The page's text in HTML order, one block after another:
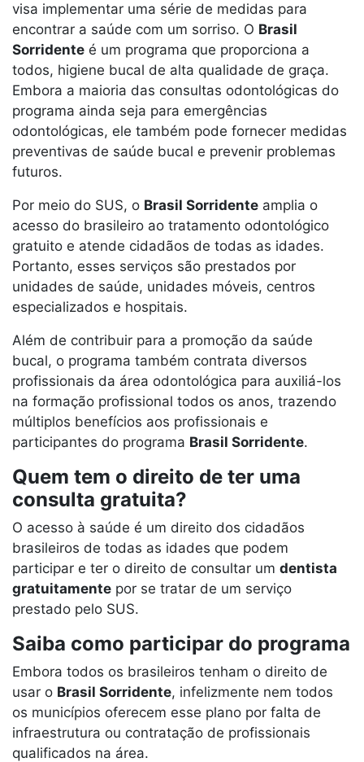
visa implementar uma série de medidas para
encontrar a saúde com um sorriso. O Brasil
Sorridente é um programa que proporciona a
todos, higiene bucal de alta qualidade de graça.
Embora a maioria das consultas odontológicas do
programa ainda seja para emergências
odontológicas, ele também pode fornecer medidas
preventivas de saúde bucal e prevenir problemas
futuros.
Por meio do SUS, o Brasil Sorridente amplia o
acesso do brasileiro ao tratamento odontológico
gratuito e atende cidadãos de todas as idades.
Portanto, esses serviços são prestados por
unidades de saúde, unidades móveis, centros
especializados e hospitais.
Além de contribuir para a promoção da saúde
bucal, o programa também contrata diversos
profissionais da área odontológica para auxiliá-los
na formação profissional todos os anos, trazendo
múltiplos benefícios aos profissionais e
participantes do programa Brasil Sorridente.
Quem tem o direito de ter uma
consulta gratuita?
O acesso à saúde é um direito dos cidadãos
brasileiros de todas as idades que podem
participar e ter o direito de consultar um dentista
gratuitamente por se tratar de um serviço
prestado pelo SUS.
Saiba como participar do programa
Embora todos os brasileiros tenham o direito de
usar o Brasil Sorridente, infelizmente nem todos
os municípios oferecem esse plano por falta de
infraestrutura ou contratação de profissionais
qualificados na área.